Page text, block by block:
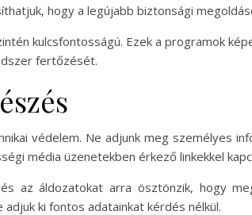
hogy a legújabb biztonsági
kulcsfontosságú. Ezek a programok
fertőzését.
védelem. Ne adjunk meg személyes
média üzenetekben érkező linkekkel
az áldozatokat arra ösztönzik, hogy
ki fontos adatainkat kérdés nélkül.